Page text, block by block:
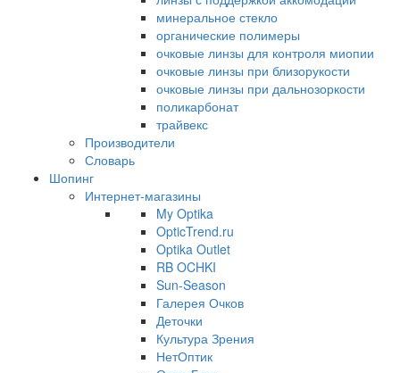
минеральное стекло
органические полимеры
очковые линзы для контроля миопии
очковые линзы при близорукости
очковые линзы при дальнозоркости
поликарбонат
трайвекс
Производители
Словарь
Шопинг
Интернет-магазины
My Optika
OpticTrend.ru
Optika Outlet
RB OCHKI
Sun-Season
Галерея Очков
Деточки
Культура Зрения
НетОптик